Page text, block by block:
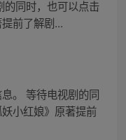
的同时，也可以点击
前了解剧...
。 等待电视剧的同
小红娘》原著提前